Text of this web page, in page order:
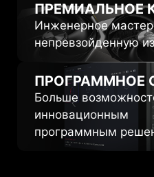
ПРЕМИАЛЬНОЕ
Инженерное
непревзойденную
ПРОГРАММНОЕ
Больше
инновационным
программным